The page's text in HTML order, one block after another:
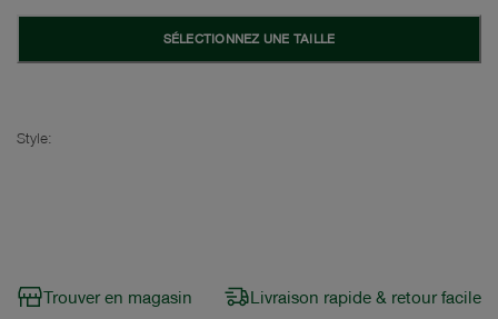
SÉLECTIONNEZ UNE TAILLE
Style:
Trouver en magasin Livraison rapide & retour facile